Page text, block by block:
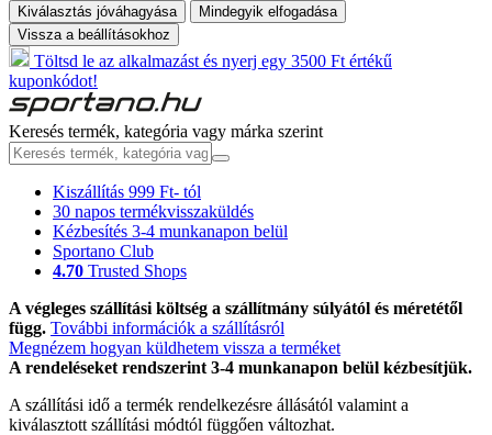
Kiválasztás jóváhagyása
Mindegyik elfogadása
Vissza a beállításokhoz
Töltsd le az alkalmazást és nyerj egy 3500 Ft értékű
kuponkódot!
Keresés termék, kategória vagy márka szerint
Kiszállítás 999 Ft- tól
30 napos termékvisszaküldés
Kézbesítés 3-4 munkanapon belül
Sportano Club
4.70 Trusted Shops
A végleges szállítási költség a szállítmány súlyától és méretétől
függ. További információk a szállításról
Megnézem hogyan küldhetem vissza a terméket
A rendeléseket rendszerint 3-4 munkanapon belül kézbesítjük.
A szállítási idő a termék rendelkezésre állásától valamint a
kiválasztott szállítási módtól függően változhat.